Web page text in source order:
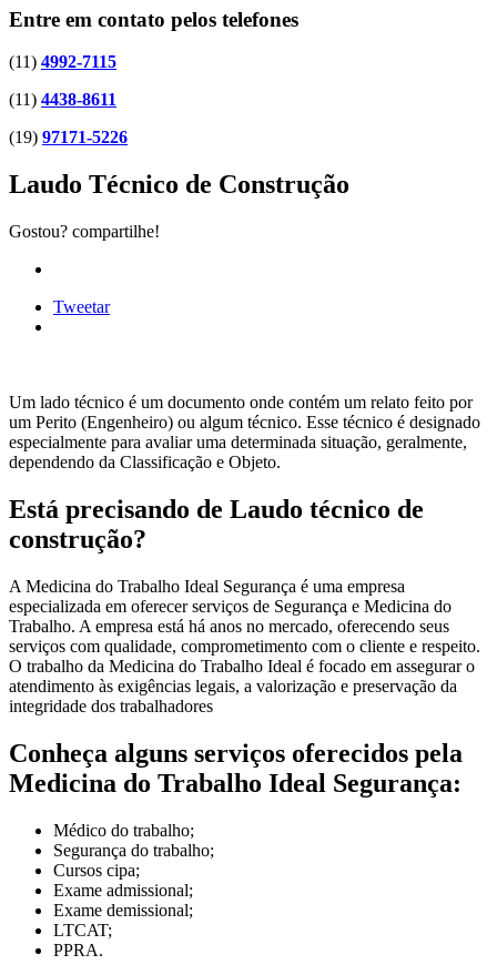
Entre em contato pelos telefones
(11) 4992-7115
(11) 4438-8611
(19) 97171-5226
Laudo Técnico de Construção
Gostou? compartilhe!
Tweetar
Um lado técnico é um documento onde contém um relato feito por
um Perito (Engenheiro) ou algum técnico. Esse técnico é designado
especialmente para avaliar uma determinada situação, geralmente,
dependendo da Classificação e Objeto.
Está precisando de Laudo técnico de
construção?
A Medicina do Trabalho Ideal Segurança é uma empresa
especializada em oferecer serviços de Segurança e Medicina do
Trabalho. A empresa está há anos no mercado, oferecendo seus
serviços com qualidade, comprometimento com o cliente e respeito.
O trabalho da Medicina do Trabalho Ideal é focado em assegurar o
atendimento às exigências legais, a valorização e preservação da
integridade dos trabalhadores
Conheça alguns serviços oferecidos pela
Medicina do Trabalho Ideal Segurança:
Médico do trabalho;
Segurança do trabalho;
Cursos cipa;
Exame admissional;
Exame demissional;
LTCAT;
PPRA.